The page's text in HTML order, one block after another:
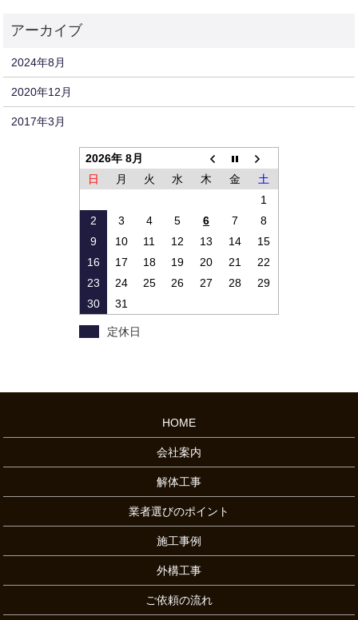
2024年8月
2020年12月
2017年3月
2026年 8月
日
月 火 水 木 金
土
1
2
3 4 5 6 7
8
9
10 11 12 13 14
15
16
17 18 19 20 21
22
23
24 25 26 27 28
29
30
31
定休日
HOME
会社案内
解体工事
業者選びのポイント
施工事例
外構工事
ご依頼の流れ